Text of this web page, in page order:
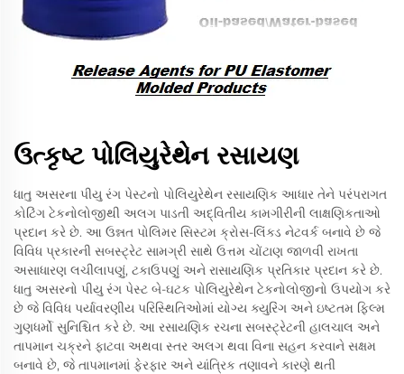
ઉત્કૃષ્ટ પોલિયુરેથેન રસાયણ
ધાતુ અસરના પીયુ રંગ પેસ્ટનો પોલિયુરેથેન રસાયણિક આધાર તેને પરંપરાગત
કોટિંગ ટેકનોલોજીથી અલગ પાડતી અદ્વિતીય કામગીરીની લાક્ષણિકતાઓ
પ્રદાન કરે છે. આ ઉન્નત પોલિમર સિસ્ટમ ક્રોસ-લિંક્ડ નેટવર્ક બનાવે છે જે
વિવિધ પ્રકારની સબસ્ટ્રેટ સામગ્રી સાથે ઉત્તમ ચોંટાણ જાળવી રાખતા
અસાધારણ લચીલાપણું, ટકાઉપણું અને રાસાયણિક પ્રતિકાર પ્રદાન કરે છે.
ધાતુ અસરનો પીયુ રંગ પેસ્ટ બે-ઘટક પોલિયુરેથેન ટેકનોલોજીનો ઉપયોગ કરે
છે જે વિવિધ પર્યાવરણીય પરિસ્થિતિઓમાં યોગ્ય ક્યુરિંગ અને ઇષ્ટતમ ફિલ્મ
ગુણધર્મો સુનિશ્ચિત કરે છે. આ રસાયણિક રચના સબસ્ટ્રેટની હાલચાલ અને
તાપમાન ચક્રને ફાટવા અથવા સ્તર અલગ થવા વિના સહન કરવાને સક્ષમ
બનાવે છે, જે તાપમાનમાં ફેરફાર અને યાંત્રિક તણાવને કારણે થતી